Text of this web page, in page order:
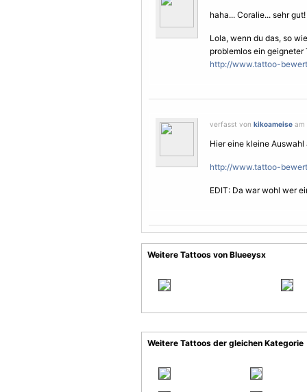
haha... Coralie... sehr
Lola, wenn du das, so
problemlos ein
http://www.tattoo-
verfasst von kikoameise am
Hier eine kleine
http://www.tattoo-
EDIT: Da war wohl wer
Weitere Tattoos von Blueeysx
Weitere Tattoos der gleichen Kategorie